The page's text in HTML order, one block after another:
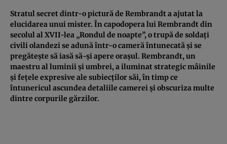
Stratul secret dintr-o pictură de Rembrandt a ajutat la
elucidarea unui mister. În capodopera lui Rembrandt din
secolul al XVII-lea „Rondul de noapte”, o trupă de soldați
civili olandezi se adună într-o cameră întunecată și se
pregătește să iasă să-și apere orașul. Rembrandt, un
maestru al luminii și umbrei, a iluminat strategic mâinile
și fețele expresive ale subiecților săi, în timp ce
întunericul ascundea detaliile camerei și obscuriza multe
dintre corpurile gărzilor.